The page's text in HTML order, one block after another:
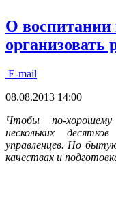
О воспитании
организовать
E-mail
08.08.2013 14:00
Чтобы по-
нескольких
управленцев. Но
качествах и